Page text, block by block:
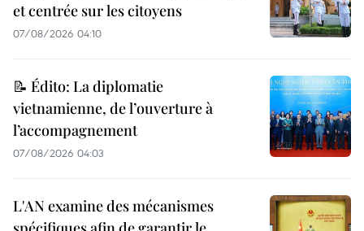
et centrée sur les citoyens
07/08/2026 04:10
📝 Édito: La diplomatie
vietnamienne, de l’ouverture à
l’accompagnement
07/08/2026 04:03
L'AN examine des mécanismes